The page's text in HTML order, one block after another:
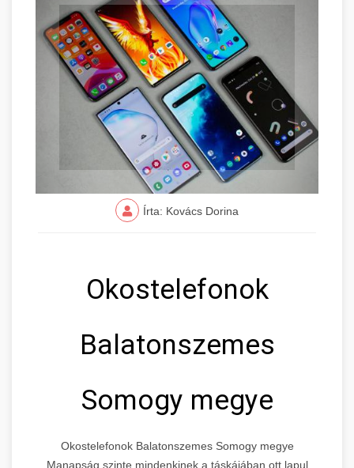
Írta: Kovács Dorina
Okostelefonok
Balatonszemes
Somogy megye
Okostelefonok Balatonszemes Somogy megye
Manapság szinte mindenkinek a táskájában ott lapul